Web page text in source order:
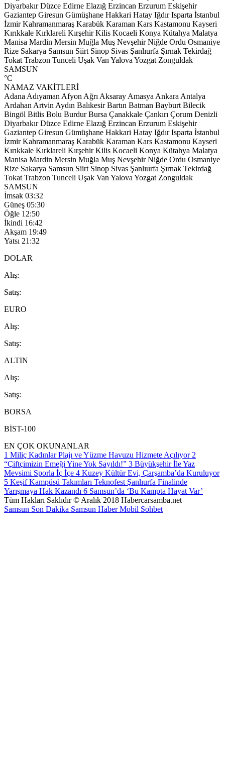
Diyarbakır Düzce Edirne Elazığ Erzincan Erzurum Eskişehir
Gaziantep Giresun Gümüşhane Hakkari Hatay Iğdır Isparta İstanbul
İzmir Kahramanmaraş Karabük Karaman Kars Kastamonu Kayseri
Kırıkkale Kırklareli Kırşehir Kilis Kocaeli Konya Kütahya Malatya
Manisa Mardin Mersin Muğla Muş Nevşehir Niğde Ordu Osmaniye
Rize Sakarya Samsun Siirt Sinop Sivas Şanlıurfa Şırnak Tekirdağ
Tokat Trabzon Tunceli Uşak Van Yalova Yozgat Zonguldak
SAMSUN
°C
NAMAZ VAKİTLERİ
Adana Adıyaman Afyon Ağrı Aksaray Amasya Ankara Antalya
Ardahan Artvin Aydın Balıkesir Bartın Batman Bayburt Bilecik
Bingöl Bitlis Bolu Burdur Bursa Çanakkale Çankırı Çorum Denizli
Diyarbakır Düzce Edirne Elazığ Erzincan Erzurum Eskişehir
Gaziantep Giresun Gümüşhane Hakkari Hatay Iğdır Isparta İstanbul
İzmir Kahramanmaraş Karabük Karaman Kars Kastamonu Kayseri
Kırıkkale Kırklareli Kırşehir Kilis Kocaeli Konya Kütahya Malatya
Manisa Mardin Mersin Muğla Muş Nevşehir Niğde Ordu Osmaniye
Rize Sakarya Samsun Siirt Sinop Sivas Şanlıurfa Şırnak Tekirdağ
Tokat Trabzon Tunceli Uşak Van Yalova Yozgat Zonguldak
SAMSUN
İmsak 03:32
Güneş 05:30
Öğle 12:50
İkindi 16:42
Akşam 19:49
Yatsı 21:32
DOLAR
Alış:
Satış:
EURO
Alış:
Satış:
ALTIN
Alış:
Satış:
BORSA
BİST-100
EN ÇOK OKUNANLAR
1 Miliç Kadınlar Plajı ve Yüzme Havuzu Hizmete Açılıyor 2
“Çiftçimizin Emeği Yine Yok Sayıldı!” 3 Büyükşehir İle Yaz
Mevsimi Sporla İç İçe 4 Kuzey Kültür Evi, Çarşamba’da Kuruluyor
5 Keşif Kampüsü Takımları Teknofest Şanlıurfa Finalinde
Yarışmaya Hak Kazandı 6 Samsun’da ‘Bu Kampta Hayat Var’
Tüm Hakları Saklıdır © Aralık 2018 Habercarsamba.net
Samsun Son Dakika Samsun HaberMobil Sohbet